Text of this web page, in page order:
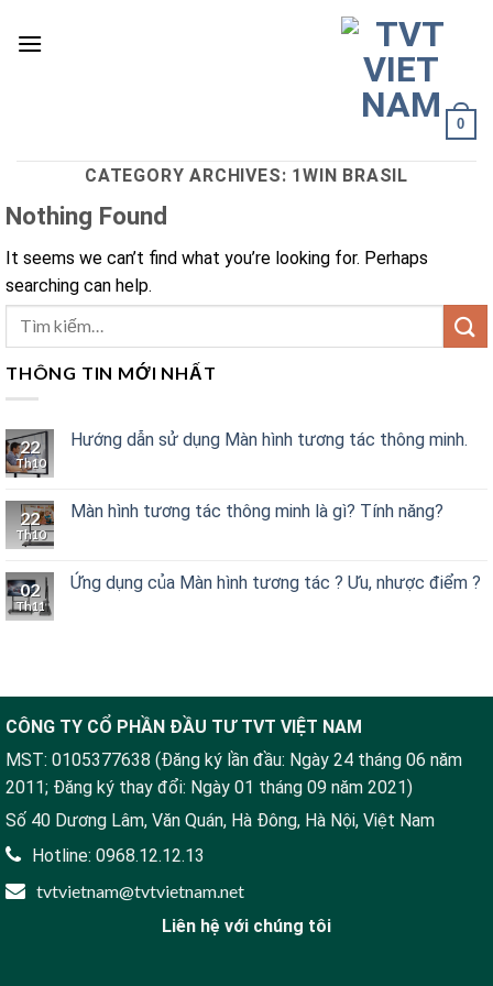
0
CATEGORY ARCHIVES: 1WIN BRASIL
Nothing Found
It seems we can’t find what you’re looking for. Perhaps
searching can help.
THÔNG TIN MỚI NHẤT
22
Th10
Hướng dẫn sử dụng Màn hình tương tác thông minh.
22
Th10
Màn hình tương tác thông minh là gì? Tính năng?
02
Th11
Ứng dụng của Màn hình tương tác ? Ưu, nhược điểm ?
CÔNG TY CỔ PHẦN ĐẦU TƯ TVT VIỆT NAM
MST: 0105377638 (Đăng ký lần đầu: Ngày 24 tháng 06 năm
2011; Đăng ký thay đổi: Ngày 01 tháng 09 năm 2021)
Số 40 Dương Lâm, Văn Quán, Hà Đông, Hà Nội, Việt Nam
Hotline: 0968.12.12.13
tvtvietnam@tvtvietnam.net
Liên hệ với chúng tôi